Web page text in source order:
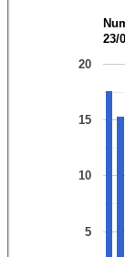
23/
5
10
15
20